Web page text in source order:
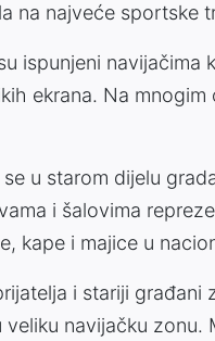
na najveće sportske
ispunjeni navijačima
ekrana. Na
u starom dijelu
i šalovima
kape i majice u
i stariji građani
navijačku zonu.